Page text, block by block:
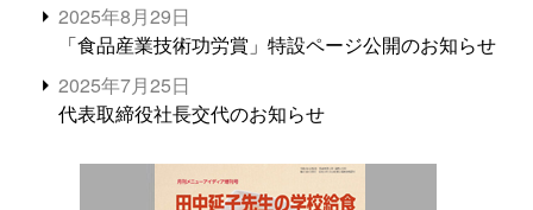
2025年8月29日
「食品産業技術功労賞」特設ページ公開のお知らせ
2025年7月25日
代表取締役社長交代のお知らせ